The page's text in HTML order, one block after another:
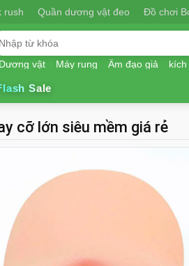
rush Quần dương vật đeo Đồ chơi
Dương vật Máy rung Âm đạo giả kích
Sale
cỡ lớn siêu mềm giá rẻ